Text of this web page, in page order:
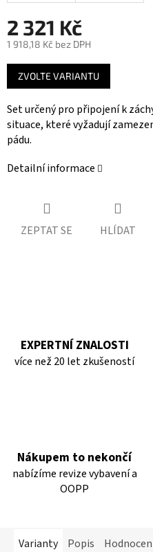
2 321 Kč
1 918,18 Kč bez DPH
Měrná
cena:
ZVOLTE VARIANTU
Set určený pro připojení k
situace, které vyžadují
pádu.
Detailní informace
ZEPTAT SE HLÍDAT
EXPERTNÍ ZNALOSTI
více než 20 let zkušeností
Nákupem to nekončí
nabízíme revize vybavení a
OOPP
Varianty Popis